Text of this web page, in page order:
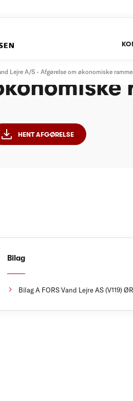
Lejre A/S - Afgørelse om økonomiske
HENT AFGØRELSE
Bilag
Bilag A FORS Vand Lejre AS (V119)